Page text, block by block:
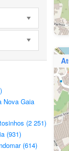
Nova Gaia
(2 251)
(931)
(614)